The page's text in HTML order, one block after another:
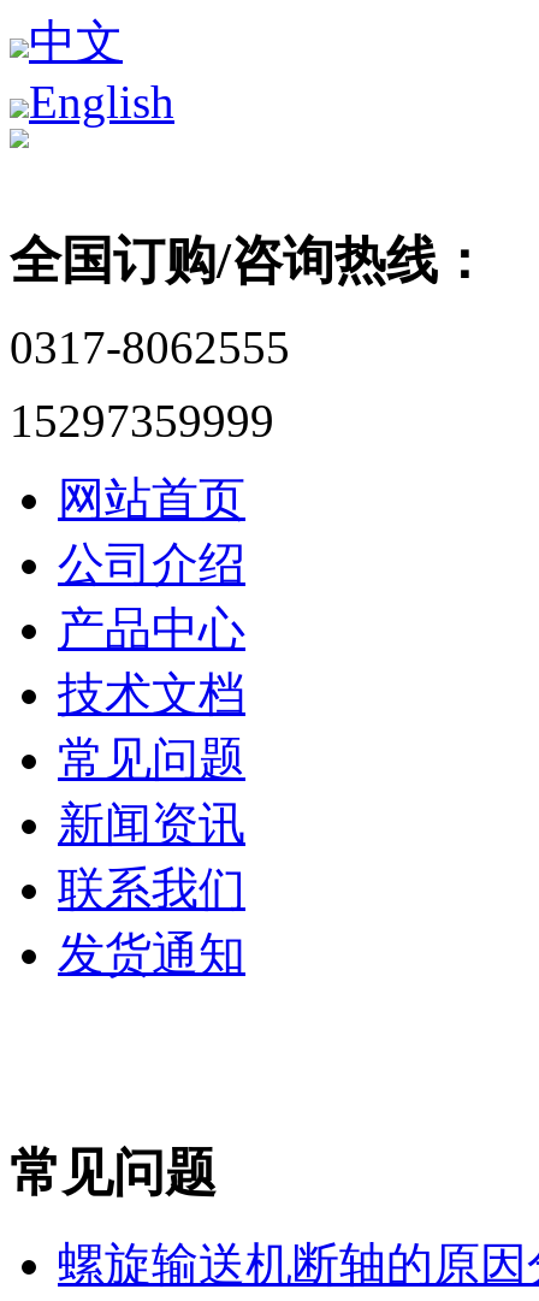
中文
English
全国订购/咨询热线：
0317-8062555
15297359999
网站首页
公司介绍
产品中心
技术文档
常见问题
新闻资讯
联系我们
发货通知
常见问题
螺旋输送机断轴的原因